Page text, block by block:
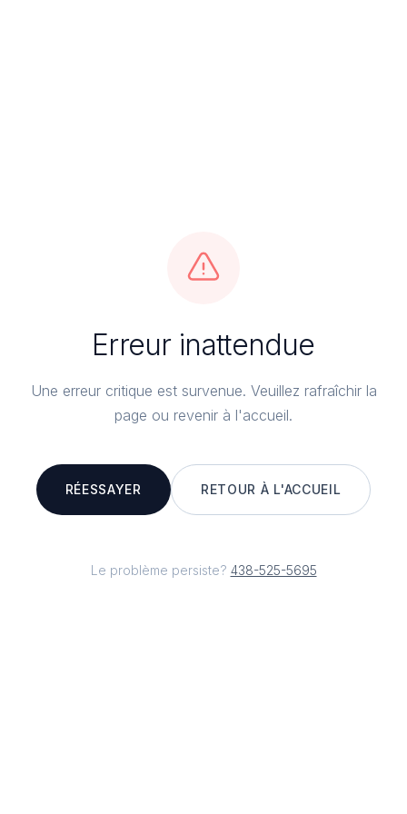
Erreur inattendue
Une erreur critique est survenue. Veuillez rafraîchir la
page ou revenir à l'accueil.
RÉESSAYER RETOUR À L'ACCUEIL
Le problème persiste? 438-525-5695